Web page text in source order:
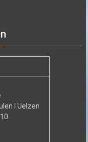
I Uelzen